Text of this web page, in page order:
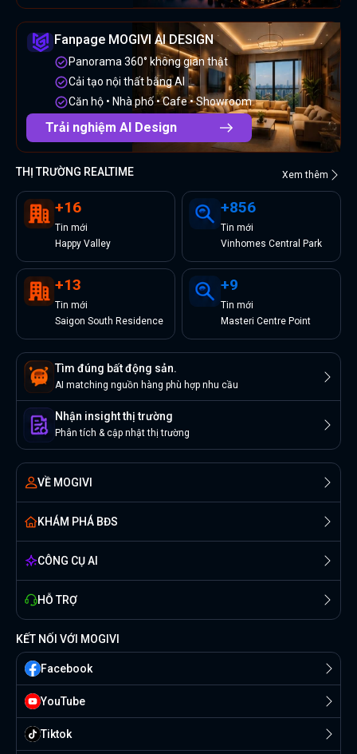
Fanpage MOGIVI AI DESIGN
Panorama 360° không gian thật
Cải tạo nội thất bằng AI
Căn hộ • Nhà phố • Cafe • Showroom
Trải nghiệm AI Design
THỊ TRƯỜNG REALTIME Xem thêm
+16
Tin mới
Happy Valley
+856
Tin mới
Vinhomes Central Park
+13
Tin mới
Saigon South Residence
+9
Tin mới
Masteri Centre Point
Tìm đúng bất động sản.
AI matching nguồn hàng phù hợp nhu cầu
Nhận insight thị trường
Phân tích & cập nhật thị trường
VỀ MOGIVI
KHÁM PHÁ BĐS
CÔNG CỤ AI
HỖ TRỢ
KẾT NỐI VỚI MOGIVI
Facebook
YouTube
Tiktok